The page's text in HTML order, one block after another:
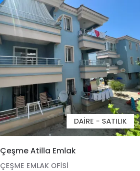
DAIRE - SATILIK
Çeşme Atilla Emlak
ÇEŞME EMLAK OFISI